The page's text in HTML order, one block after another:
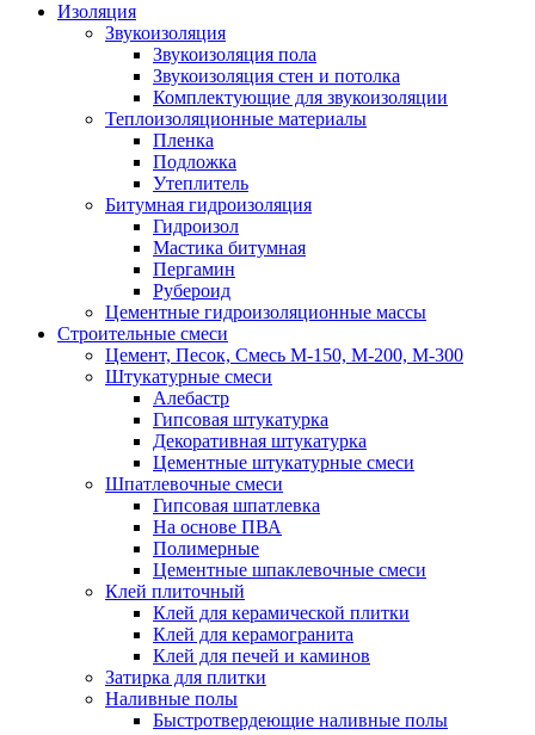
Изоляция
Звукоизоляция
Звукоизоляция пола
Звукоизоляция стен и потолка
Комплектующие для звукоизоляции
Теплоизоляционные материалы
Пленка
Подложка
Утеплитель
Битумная гидроизоляция
Гидроизол
Мастика битумная
Пергамин
Рубероид
Цементные гидроизоляционные массы
Строительные смеси
Цемент, Песок, Смесь М-150, М-200, М-300
Штукатурные смеси
Алебастр
Гипсовая штукатурка
Декоративная штукатурка
Цементные штукатурные смеси
Шпатлевочные смеси
Гипсовая шпатлевка
На основе ПВА
Полимерные
Цементные шпаклевочные смеси
Клей плиточный
Клей для керамической плитки
Клей для керамогранита
Клей для печей и каминов
Затирка для плитки
Наливные полы
Быстротвердеющие наливные полы